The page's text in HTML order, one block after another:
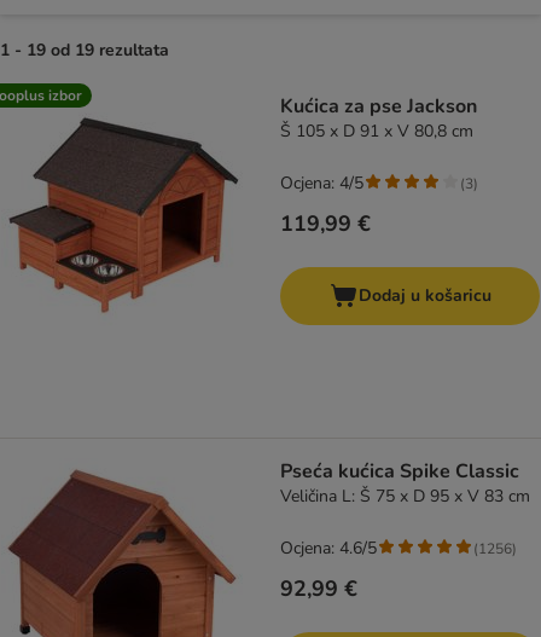
1 - 19 od 19 rezultata
artikli proizvoda su promijenjeni
izbor Kućica za pse Jackson
Š 105 x D 91 x V 80,8 cm
119,99 €
Ocjena: 4/5 (3)
Dodaj u košaricu
Pseća kućica Spike Classic
Veličina L: Š 75 x D 95 x V 83 cm
92,99 €
Ocjena: 4.6/5 (1256)